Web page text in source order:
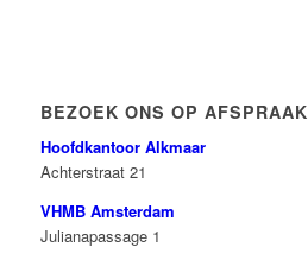
BEZOEK ONS OP AFSPRAAK
Hoofdkantoor Alkmaar
Achterstraat 21
VHMB Amsterdam
Julianapassage 1